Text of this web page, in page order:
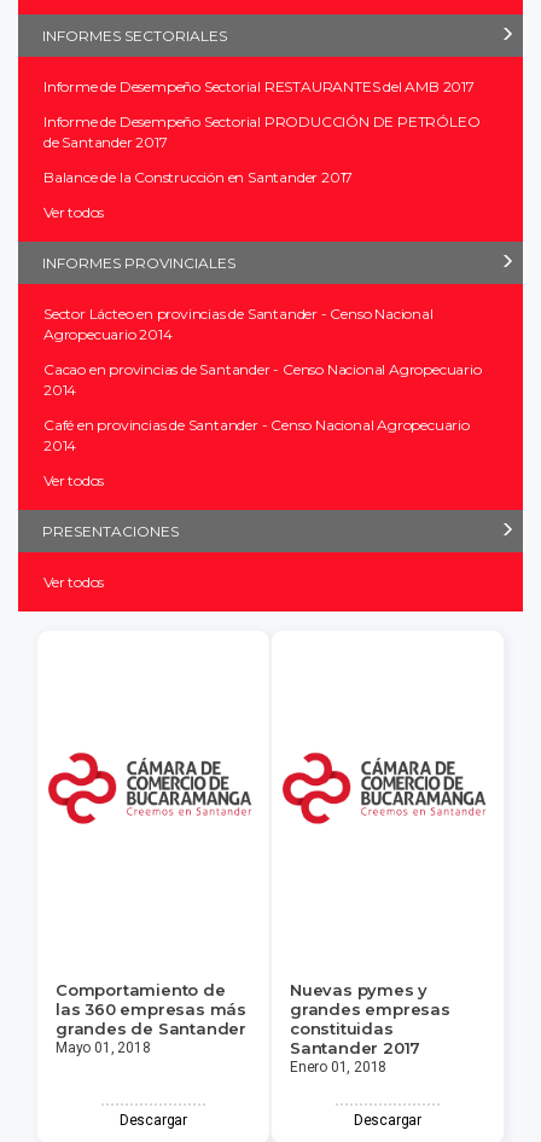
INFORMES SECTORIALES
Informe de Desempeño Sectorial RESTAURANTES del AMB 2017
Informe de Desempeño Sectorial PRODUCCIÓN DE PETRÓLEO
de Santander 2017
Balance de la Construcción en Santander 2017
Ver todos
INFORMES PROVINCIALES
Sector Lácteo en provincias de Santander - Censo Nacional
Agropecuario 2014
Cacao en provincias de Santander - Censo Nacional Agropecuario
2014
Café en provincias de Santander - Censo Nacional Agropecuario
2014
Ver todos
PRESENTACIONES
Ver todos
Comportamiento de
las 360 empresas más
grandes de Santander
Mayo 01, 2018
Descargar
Nuevas pymes y
grandes empresas
constituidas
Santander 2017
Enero 01, 2018
Descargar